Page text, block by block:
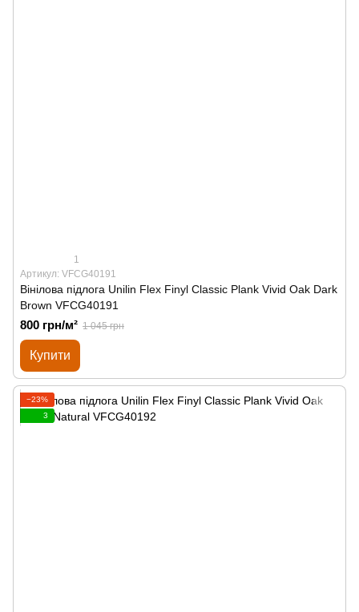
1
Артикул: VFCG40191
Вінілова підлога Unilin Flex Finyl Classic Plank Vivid Oak Dark
Brown VFCG40191
800 грн/м² 1 045 грн
Купити
−23%
3